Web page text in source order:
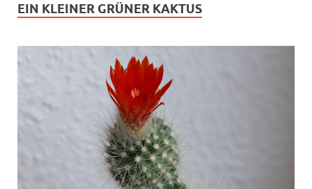
EIN KLEINER GRÜNER KAKTUS